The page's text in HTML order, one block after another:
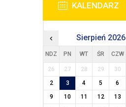
KALENDARZ
‹ Sierpień 2026
NDZ PN WT ŚR CZW
26 27 28 29 30
2
3 4 5 6
9
10 11 12 13